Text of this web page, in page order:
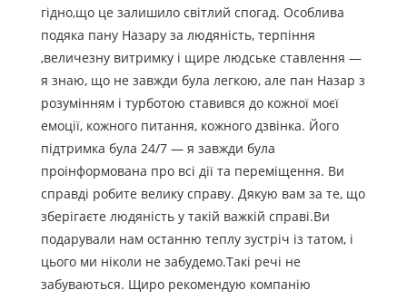
гідно,що це залишило світлий спогад. Особлива
подяка пану Назару за людяність, терпіння
,величезну витримку і щире людське ставлення —
я знаю, що не завжди була легкою, але пан Назар з
розумінням і турботою ставився до кожної моєї
емоції, кожного питання, кожного дзвінка. Його
підтримка була 24/7 — я завжди була
проінформована про всі дії та переміщення. Ви
справді робите велику справу. Дякую вам за те, що
зберігаєте людяність у такій важкій справі.Ви
подарували нам останню теплу зустріч із татом, і
цього ми ніколи не забудемо.Такі речі не
забуваються. Щиро рекомендую компанію